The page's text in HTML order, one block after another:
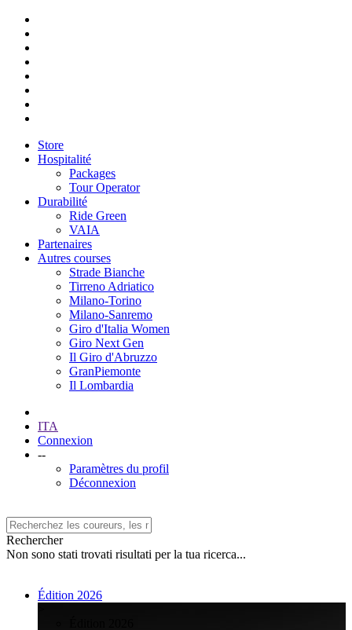
Store
Hospitalité
Packages
Tour Operator
Durabilité
Ride Green
VAIA
Partenaires
Autres courses
Strade Bianche
Tirreno Adriatico
Milano-Torino
Milano-Sanremo
Giro d'Italia Women
Giro Next Gen
Il Giro d'Abruzzo
GranPiemonte
Il Lombardia
ITA
Connexion
--
Paramètres du profil
Déconnexion
Rechercher
Non sono stati trovati risultati per la tua ricerca...
Édition 2026